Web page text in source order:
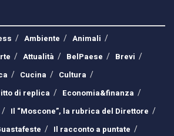
Ambiente
Animali
Attualità BelPaese
Brevi
Cucina
Cultura
di replica
Economia&finanza
Il “Moscone”, la rubrica del Direttore
Il racconto a puntate